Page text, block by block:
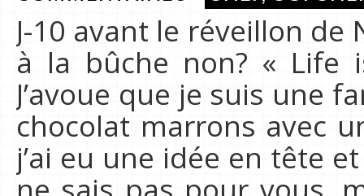
J-10 avant le réveillon
à la bûche non? « Life
J’avoue que je suis une
chocolat marrons avec
j’ai eu une idée en tête